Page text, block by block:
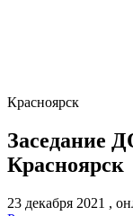
Красноярск
Заседание
Красноярск
23 декабря 2021 ,